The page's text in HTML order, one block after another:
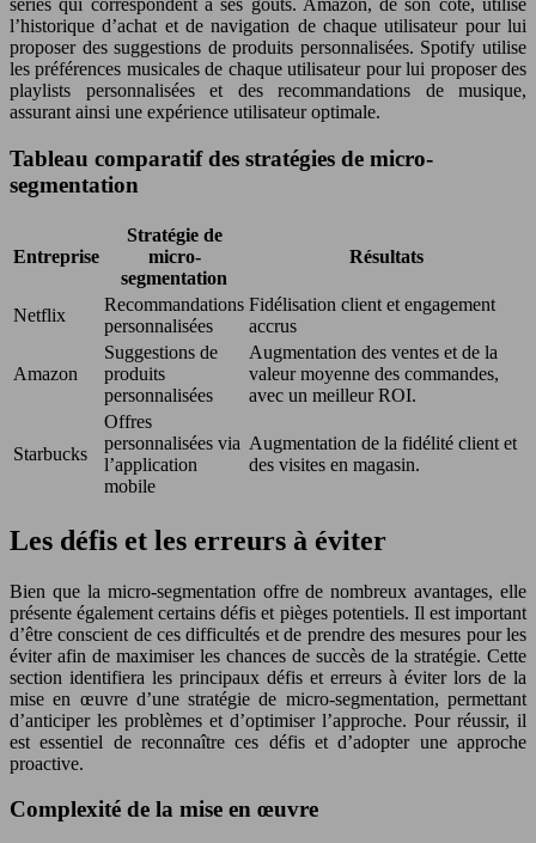
séries qui correspondent à ses goûts. Amazon, de son côté, utilise
l’historique d’achat et de navigation de chaque utilisateur pour lui
proposer des suggestions de produits personnalisées. Spotify utilise
les préférences musicales de chaque utilisateur pour lui proposer des
playlists personnalisées et des recommandations de musique,
assurant ainsi une expérience utilisateur optimale.
Tableau comparatif des stratégies de micro-
segmentation
Entreprise
Stratégie de
micro-
segmentation
Résultats
Netflix
Recommandations
personnalisées
Fidélisation client et engagement
accrus
Amazon
Suggestions de
produits
personnalisées
Augmentation des ventes et de la
valeur moyenne des commandes,
avec un meilleur ROI.
Starbucks
Offres
personnalisées via
l’application
mobile
Augmentation de la fidélité client et
des visites en magasin.
Les défis et les erreurs à éviter
Bien que la micro-segmentation offre de nombreux avantages, elle
présente également certains défis et pièges potentiels. Il est important
d’être conscient de ces difficultés et de prendre des mesures pour les
éviter afin de maximiser les chances de succès de la stratégie. Cette
section identifiera les principaux défis et erreurs à éviter lors de la
mise en œuvre d’une stratégie de micro-segmentation, permettant
d’anticiper les problèmes et d’optimiser l’approche. Pour réussir, il
est essentiel de reconnaître ces défis et d’adopter une approche
proactive.
Complexité de la mise en œuvre